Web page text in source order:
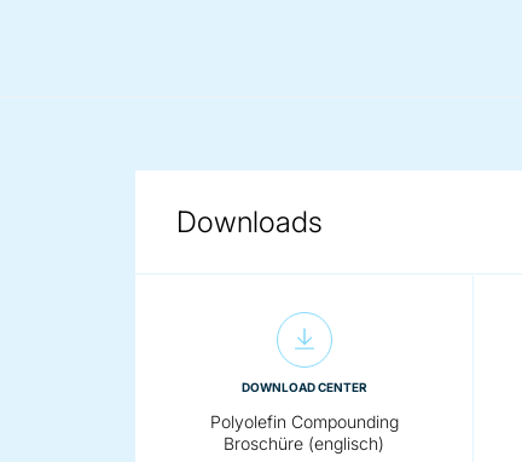
Downloads
DOWNLOAD CENTER
Polyolefin Compounding
Broschüre (englisch)